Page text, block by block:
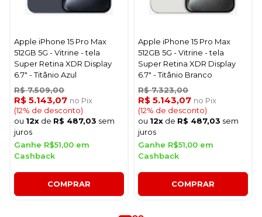
Apple iPhone 15 Pro Max
512GB 5G - Vitrine - tela
Super Retina XDR Display
6.7" - Titânio Azul
R$ 7.509,00
R$ 5.143,07 no Pix
(12% de desconto)
ou 12x de R$ 487,03 sem
juros
Ganhe R$51,00 em
Cashback
COMPRAR
Apple iPhone 15 Pro Max
512GB 5G - Vitrine - tela
Super Retina XDR Display
6.7" - Titânio Branco
R$ 7.323,00
R$ 5.143,07 no Pix
(12% de desconto)
ou 12x de R$ 487,03 sem
juros
Ganhe R$51,00 em
Cashback
COMPRAR